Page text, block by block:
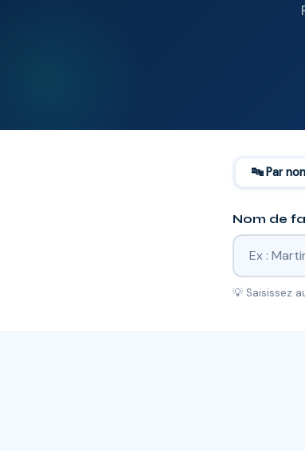
🔤 Par
Nom de
💡 Saisissez